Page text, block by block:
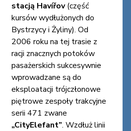
stacją Havířov(część
kursów wydłużonych do
Bystrzycy i Żyliny). Od
2006 roku na tej trasie z
racji znacznych potoków
pasażerskich sukcesywnie
wprowadzane są do
eksploatacji trójczłonowe
piętrowe zespoły trakcyjne
serii 471 zwane
„CityElefant”. Wzdłuż linii